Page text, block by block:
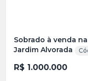
Sobrado à venda
Jardim Alvorada
R$ 1.000.000